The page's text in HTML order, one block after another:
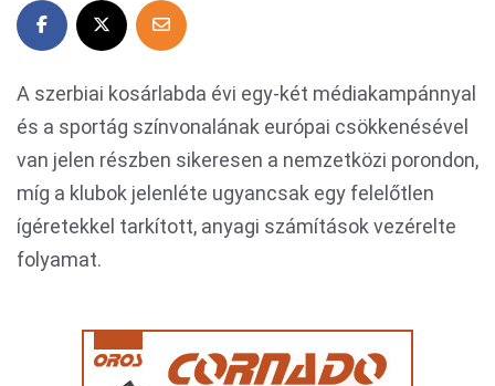
A szerbiai kosárlabda évi egy-két médiakampánnyal
és a sportág színvonalának európai csökkenésével
van jelen részben sikeresen a nemzetközi porondon,
míg a klubok jelenléte ugyancsak egy felelőtlen
ígéretekkel tarkított, anyagi számítások vezérelte
folyamat.